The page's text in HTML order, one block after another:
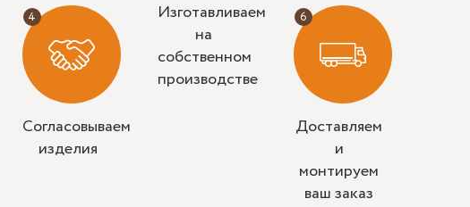
Согласовываем
изделия
Изготавливаем
на
собственном
производстве
Доставляем
и
монтируем
ваш заказ